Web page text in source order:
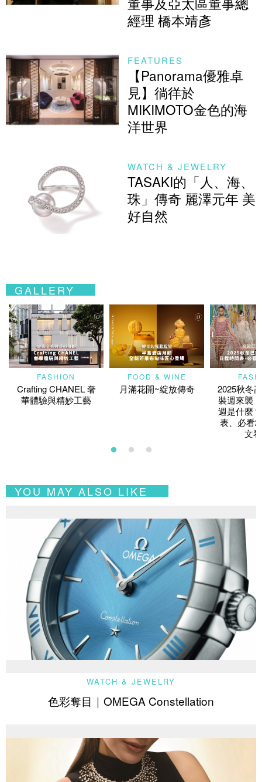
經理 橋本靖彥
FEATURES
【Panorama優雅卓
見】徜徉於
MIKIMOTO金色的海
洋世界
WATCH & JEWELRY
TASAKI的「人、海、
珠」傳奇 麗澤元年 美
好自然
GALLERY
FASHION
Crafting CHANEL 奢
華體驗與精妙工藝
FOOD & WINE
月滿花開~綻放傳奇
2025秋冬
裝週來襲
週是什麼
表、必看
文
YOU MAY ALSO LIKE
WATCH & JEWELRY
色彩奪目｜OMEGA Constellation